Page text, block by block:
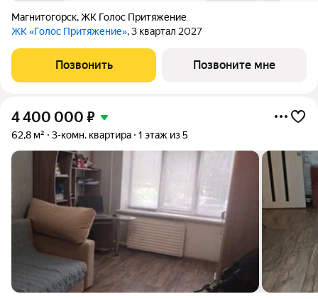
Магнитогорск,ЖК Голос Притяжение
ЖК «Голос Притяжение», 3 квартал 2027
Позвонить Позвоните мне
4 400 000 ₽
62,8 м² 3-комн. квартира 1 этаж из 5